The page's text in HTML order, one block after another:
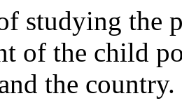
studying the
of the child
the country.